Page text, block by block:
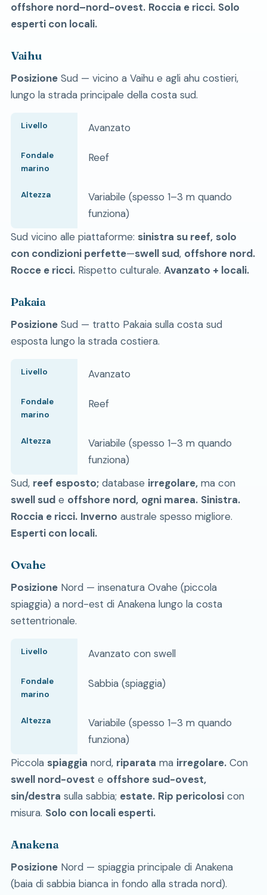
offshore nord–nord-ovest. Roccia e ricci. Solo
esperti con locali.
Vaihu
PosizioneSud — vicino a Vaihu e agli ahu costieri,
lungo la strada principale della costa sud.
Livello Avanzato
Fondale
marino
Reef
Altezza
Variabile (spesso 1–3 m quando
funziona)
Sud vicino alle piattaforme: sinistra su reef, solo
con condizioni perfette—swell sud, offshore nord.
Rocce e ricci.Rispetto culturale. Avanzato + locali.
Pakaia
PosizioneSud — tratto Pakaia sulla costa sud
esposta lungo la strada costiera.
Livello Avanzato
Fondale
marino
Reef
Altezza
Variabile (spesso 1–3 m quando
funziona)
Sud, reef esposto;database irregolare,ma con
swell sude offshore nord, ogni marea. Sinistra.
Roccia e ricci. Inverno australe spesso migliore.
Esperti con locali.
Ovahe
PosizioneNord — insenatura Ovahe (piccola
spiaggia) a nord-est di Anakena lungo la costa
settentrionale.
Livello Avanzato con swell
Fondale
marino
Sabbia (spiaggia)
Altezza
Variabile (spesso 1–3 m quando
funziona)
Piccola spiaggia nord, riparata ma irregolare.Con
swell nord-ovest e offshore sud-ovest,
sin/destra sulla sabbia; estate. Rip pericolosicon
misura. Solo con locali esperti.
Anakena
PosizioneNord — spiaggia principale di Anakena
(baia di sabbia bianca in fondo alla strada nord).